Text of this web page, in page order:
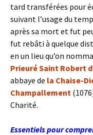
tard transférées pour
suivant l’usage du
après sa mort et fut
fut rebâti à quelque
en un lieu qu’on
Prieuré Saint Robert
abbaye de la Chaise-
Champallement
Charité.
Essentiels pour